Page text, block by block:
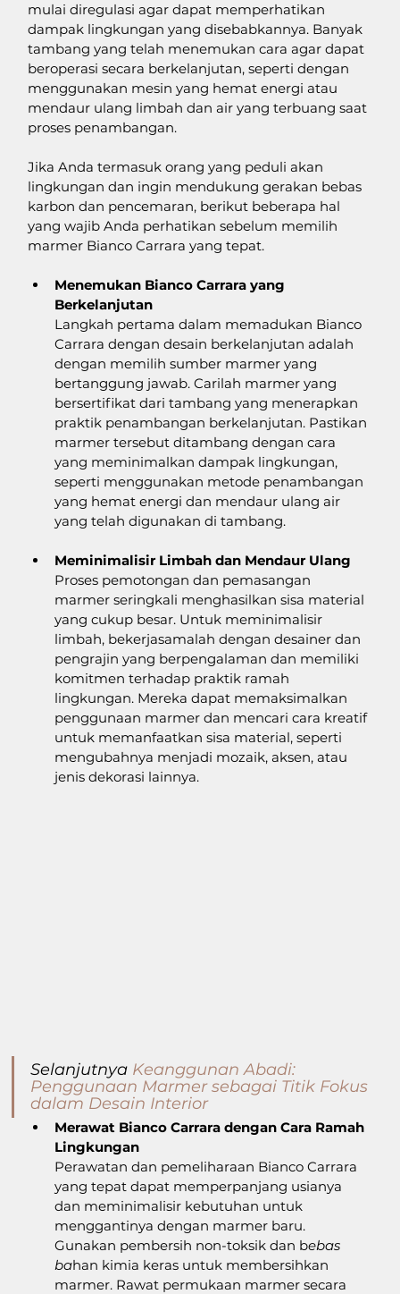
mulai diregulasi agar dapat memperhatikan
dampak lingkungan yang disebabkannya. Banyak
tambang yang telah menemukan cara agar dapat
beroperasi secara berkelanjutan, seperti dengan
menggunakan mesin yang hemat energi atau
mendaur ulang limbah dan air yang terbuang saat
proses penambangan.
Jika Anda termasuk orang yang peduli akan
lingkungan dan ingin mendukung gerakan bebas
karbon dan pencemaran, berikut beberapa hal
yang wajib Anda perhatikan sebelum memilih
marmer Bianco Carrara yang tepat.
Menemukan Bianco Carrara yang
Berkelanjutan
Langkah pertama dalam memadukan Bianco
Carrara dengan desain berkelanjutan adalah
dengan memilih sumber marmer yang
bertanggung jawab. Carilah marmer yang
bersertifikat dari tambang yang menerapkan
praktik penambangan berkelanjutan. Pastikan
marmer tersebut ditambang dengan cara
yang meminimalkan dampak lingkungan,
seperti menggunakan metode penambangan
yang hemat energi dan mendaur ulang air
yang telah digunakan di tambang.
Meminimalisir Limbah dan Mendaur Ulang
Proses pemotongan dan pemasangan
marmer seringkali menghasilkan sisa material
yang cukup besar. Untuk meminimalisir
limbah, bekerjasamalah dengan desainer dan
pengrajin yang berpengalaman dan memiliki
komitmen terhadap praktik ramah
lingkungan. Mereka dapat memaksimalkan
penggunaan marmer dan mencari cara kreatif
untuk memanfaatkan sisa material, seperti
mengubahnya menjadi mozaik, aksen, atau
jenis dekorasi lainnya.
Selanjutnya Keanggunan Abadi:
Penggunaan Marmer sebagai Titik Fokus
dalam Desain Interior
Merawat Bianco Carrara dengan Cara Ramah
Lingkungan
Perawatan dan pemeliharaan Bianco Carrara
yang tepat dapat memperpanjang usianya
dan meminimalisir kebutuhan untuk
menggantinya dengan marmer baru.
Gunakan pembersih non-toksik dan bebas
bahan kimia keras untuk membersihkan
marmer. Rawat permukaan marmer secara